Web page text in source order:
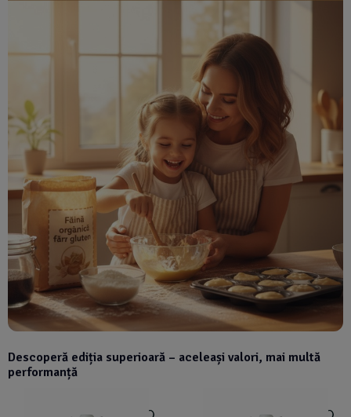
Descoperă ediția superioară – aceleași valori, mai multă
performanță